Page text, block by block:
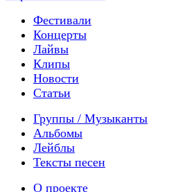
Фестивали
Концерты
Лайвы
Клипы
Новости
Статьи
Группы / Музыканты
Альбомы
Лейблы
Тексты песен
О проекте